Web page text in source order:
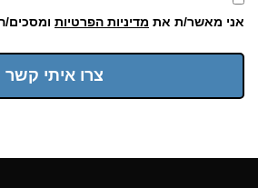
אני מאשר/ת את מדיניות הפרטיות ומסכים/
צרו איתי קשר